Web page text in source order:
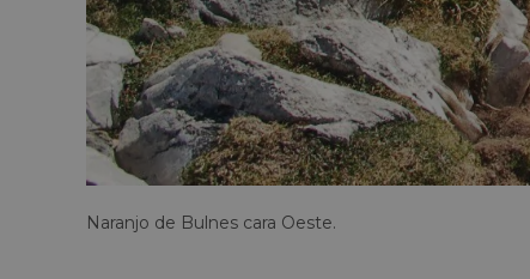
Naranjo de Bulnes cara Oeste.